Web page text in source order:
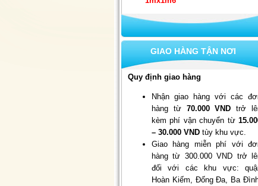
Set 10 khẩu trang quốc phòng
lớp kháng khuẩn
GIAO HÀNG TẬN NƠI
Quy định giao hàng
Nhận giao hàng với các
hàng từ 70.000 VND trở
kèm phí vận chuyển từ
– 30.000 VND tùy khu vực.
Giao hàng miễn phí với
hàng từ 300.000 VND trở
đối với các khu vực:
Hoàn Kiếm, Đống Đa, Ba